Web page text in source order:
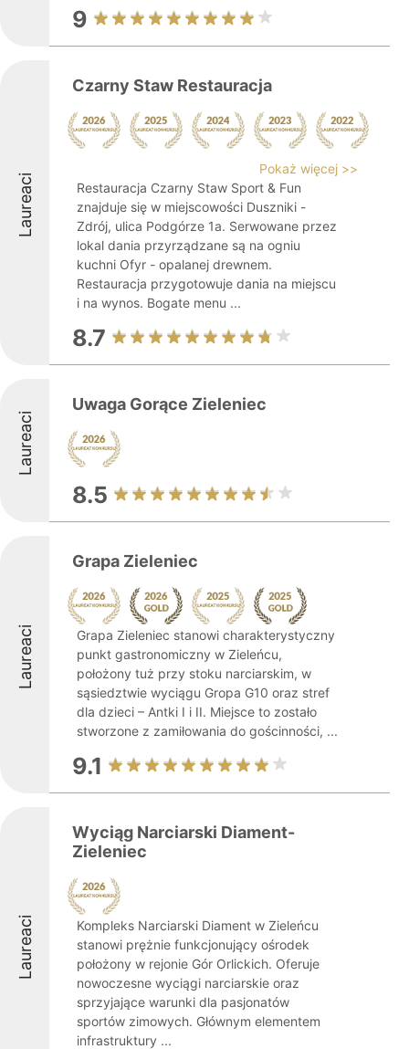
9
Laureaci
Czarny Staw Restauracja
Pokaż więcej >>
Restauracja Czarny Staw Sport & Fun
znajduje się w miejscowości Duszniki -
Zdrój, ulica Podgórze 1a. Serwowane przez
lokal dania przyrządzane są na ogniu
kuchni Ofyr - opalanej drewnem.
Restauracja przygotowuje dania na miejscu
i na wynos. Bogate menu ...
8.7
Laureaci
Uwaga Gorące Zieleniec
8.5
Laureaci
Grapa Zieleniec
Grapa Zieleniec stanowi charakterystyczny
punkt gastronomiczny w Zieleńcu,
położony tuż przy stoku narciarskim, w
sąsiedztwie wyciągu Gropa G10 oraz stref
dla dzieci – Antki I i II. Miejsce to zostało
stworzone z zamiłowania do gościnności, ...
9.1
Laureaci
Wyciąg Narciarski Diament-
Zieleniec
Kompleks Narciarski Diament w Zieleńcu
stanowi prężnie funkcjonujący ośrodek
położony w rejonie Gór Orlickich. Oferuje
nowoczesne wyciągi narciarskie oraz
sprzyjające warunki dla pasjonatów
sportów zimowych. Głównym elementem
infrastruktury ...